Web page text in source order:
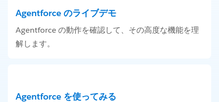
Agentforce のライブデモ
Agentforce の動作を確認して、その高度な機能を理
解します。
Agentforce を使ってみる